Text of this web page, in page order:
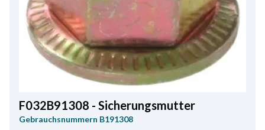
F032B91308 - Sicherungsmutter
Gebrauchsnummern B191308